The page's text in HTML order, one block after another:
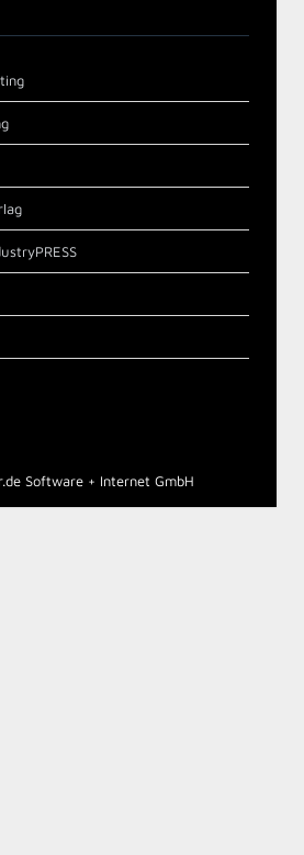
Software + Internet GmbH